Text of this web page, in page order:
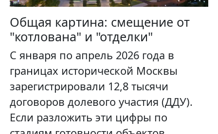
Общая картина: смещение от
"котлована" и "отделки"
С января по апрель 2026 года в
границах исторической Москвы
зарегистрировали 12,8 тысячи
договоров долевого участия (ДДУ).
Если разложить эти цифры по